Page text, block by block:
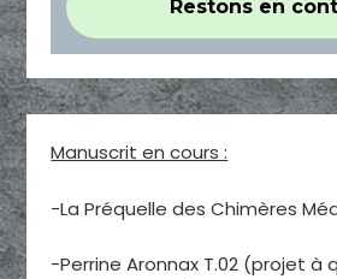
Manuscrit en cours :
-La Préquelle des Chimères
-Perrine Aronnax T.02 (projet à